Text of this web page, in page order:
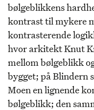
bølgeblikkens
kontrast til mykere
kontrasterende
hvor arkitekt Knut
mellom bølgeblikk
bygget; på Blindern
Moen en lignende
bølgeblikk; den